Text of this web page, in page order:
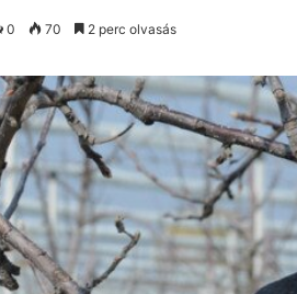
0 70 2 perc olvasás